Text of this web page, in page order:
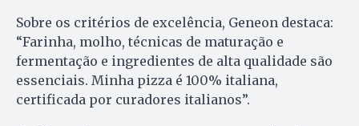
Sobre os critérios de excelência, Geneon destaca:
“Farinha, molho, técnicas de maturação e
fermentação e ingredientes de alta qualidade são
essenciais. Minha pizza é 100% italiana,
certificada por curadores italianos”.